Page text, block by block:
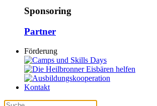
Sponsoring
Partner
Förderung
Kontakt